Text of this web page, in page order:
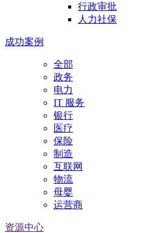
行政审批
人力社保
成功案例
全部
政务
电力
IT 服务
银行
医疗
保险
制造
互联网
物流
母婴
运营商
资源中心